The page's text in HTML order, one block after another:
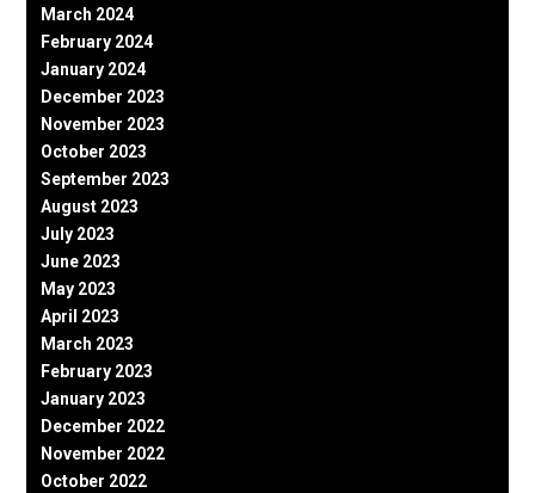
March 2024
February 2024
January 2024
December 2023
November 2023
October 2023
September 2023
August 2023
July 2023
June 2023
May 2023
April 2023
March 2023
February 2023
January 2023
December 2022
November 2022
October 2022